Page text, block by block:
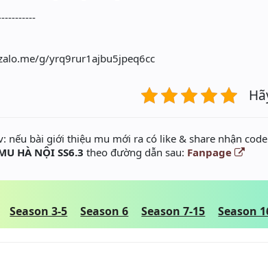
g/yrq9rur1ajbu5jpeq6cc
nếu bài giới thiệu mu mới ra có like & share nhận
HÀ NỘI SS6.3 theo đường dẫn sau: Fanpage
Season 3-5 Season 6 Season 7-15 Season